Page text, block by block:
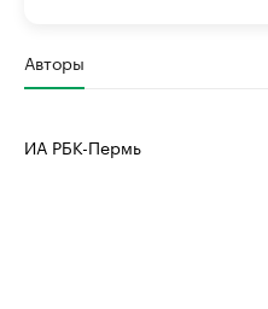
Авторы
ИА РБК-Пермь